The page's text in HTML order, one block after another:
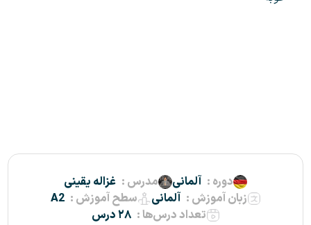
دوره : آلمانی مدرس : غزاله یقینی
زبان آموزش : آلمانی سطح آموزش : A2
تعداد درس‌ها : ۲۸ درس